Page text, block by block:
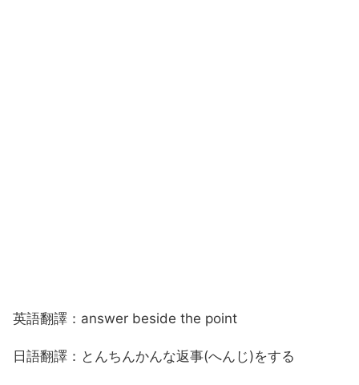
英語翻譯：answer beside the point
日語翻譯：とんちんかんな返事(へんじ)をする